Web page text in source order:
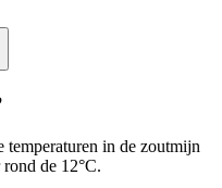
temperaturen in de zoutmijn
de 12°C.